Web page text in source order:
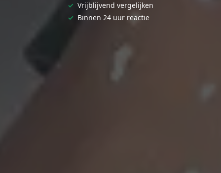
✓ Vrijblijvend vergelijken
✓ Binnen 24 uur reactie